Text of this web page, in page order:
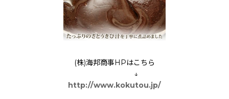
(株)海邦商事HPはこちら
↓
http://www.kokutou.jp/